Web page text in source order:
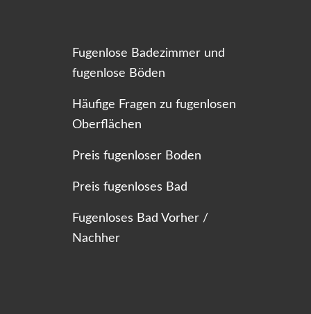
Fugenlose Badezimmer und
fugenlose Böden
Häufige Fragen zu fugenlosen
Oberflächen
Preis fugenloser Boden
Preis fugenloses Bad
Fugenloses Bad Vorher /
Nachher